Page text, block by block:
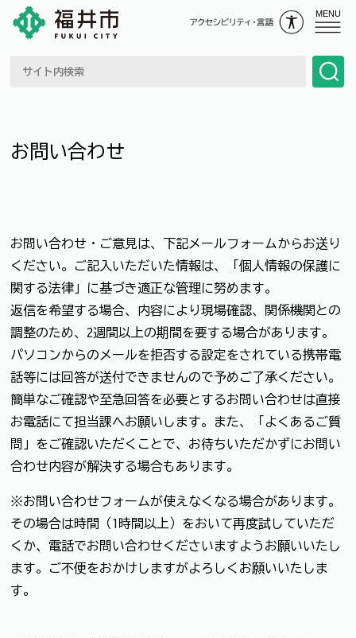
MENU
お問い合わせ
お問い合わせ・ご意見は、下記メールフォームからお送り
ください。ご記入いただいた情報は、「個人情報の保護に
関する法律」に基づき適正な管理に努めます。
返信を希望する場合、内容により現場確認、関係機関との
調整のため、2週間以上の期間を要する場合があります。
パソコンからのメールを拒否する設定をされている携帯電
話等には回答が送付できませんので予めご了承ください。
簡単なご確認や至急回答を必要とするお問い合わせは直接
お電話にて担当課へお願いします。また、「よくあるご質
問」をご確認いただくことで、お待ちいただかずにお問い
合わせ内容が解決する場合もあります。
※お問い合わせフォームが使えなくなる場合があります。
その場合は時間（1時間以上）をおいて再度試していただ
くか、電話でお問い合わせくださいますようお願いいたし
ます。ご不便をおかけしますがよろしくお願いいたしま
す。